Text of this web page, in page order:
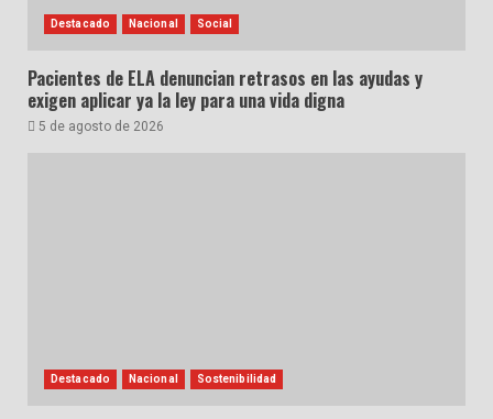
Destacado Nacional Social
Pacientes de ELA denuncian retrasos en las ayudas y
exigen aplicar ya la ley para una vida digna
5 de agosto de 2026
Destacado Nacional Sostenibilidad